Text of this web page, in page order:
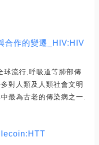
作的變遷_HIV:HIV
球流行,呼吸道等肺部傳
對人類及人類社會文明
最為古老的傳染病之一.